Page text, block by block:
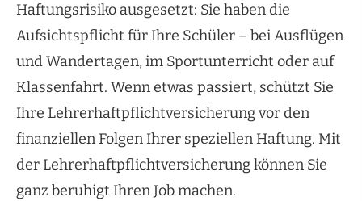
Haftungsrisiko ausgesetzt: Sie haben die
Aufsichtspflicht für Ihre Schüler – bei Ausflügen
und Wandertagen, im Sportunterricht oder auf
Klassenfahrt. Wenn etwas passiert, schützt Sie
Ihre Lehrerhaftpflichtversicherung vor den
finanziellen Folgen Ihrer speziellen Haftung. Mit
der Lehrerhaftpflichtversicherung können Sie
ganz beruhigt Ihren Job machen.